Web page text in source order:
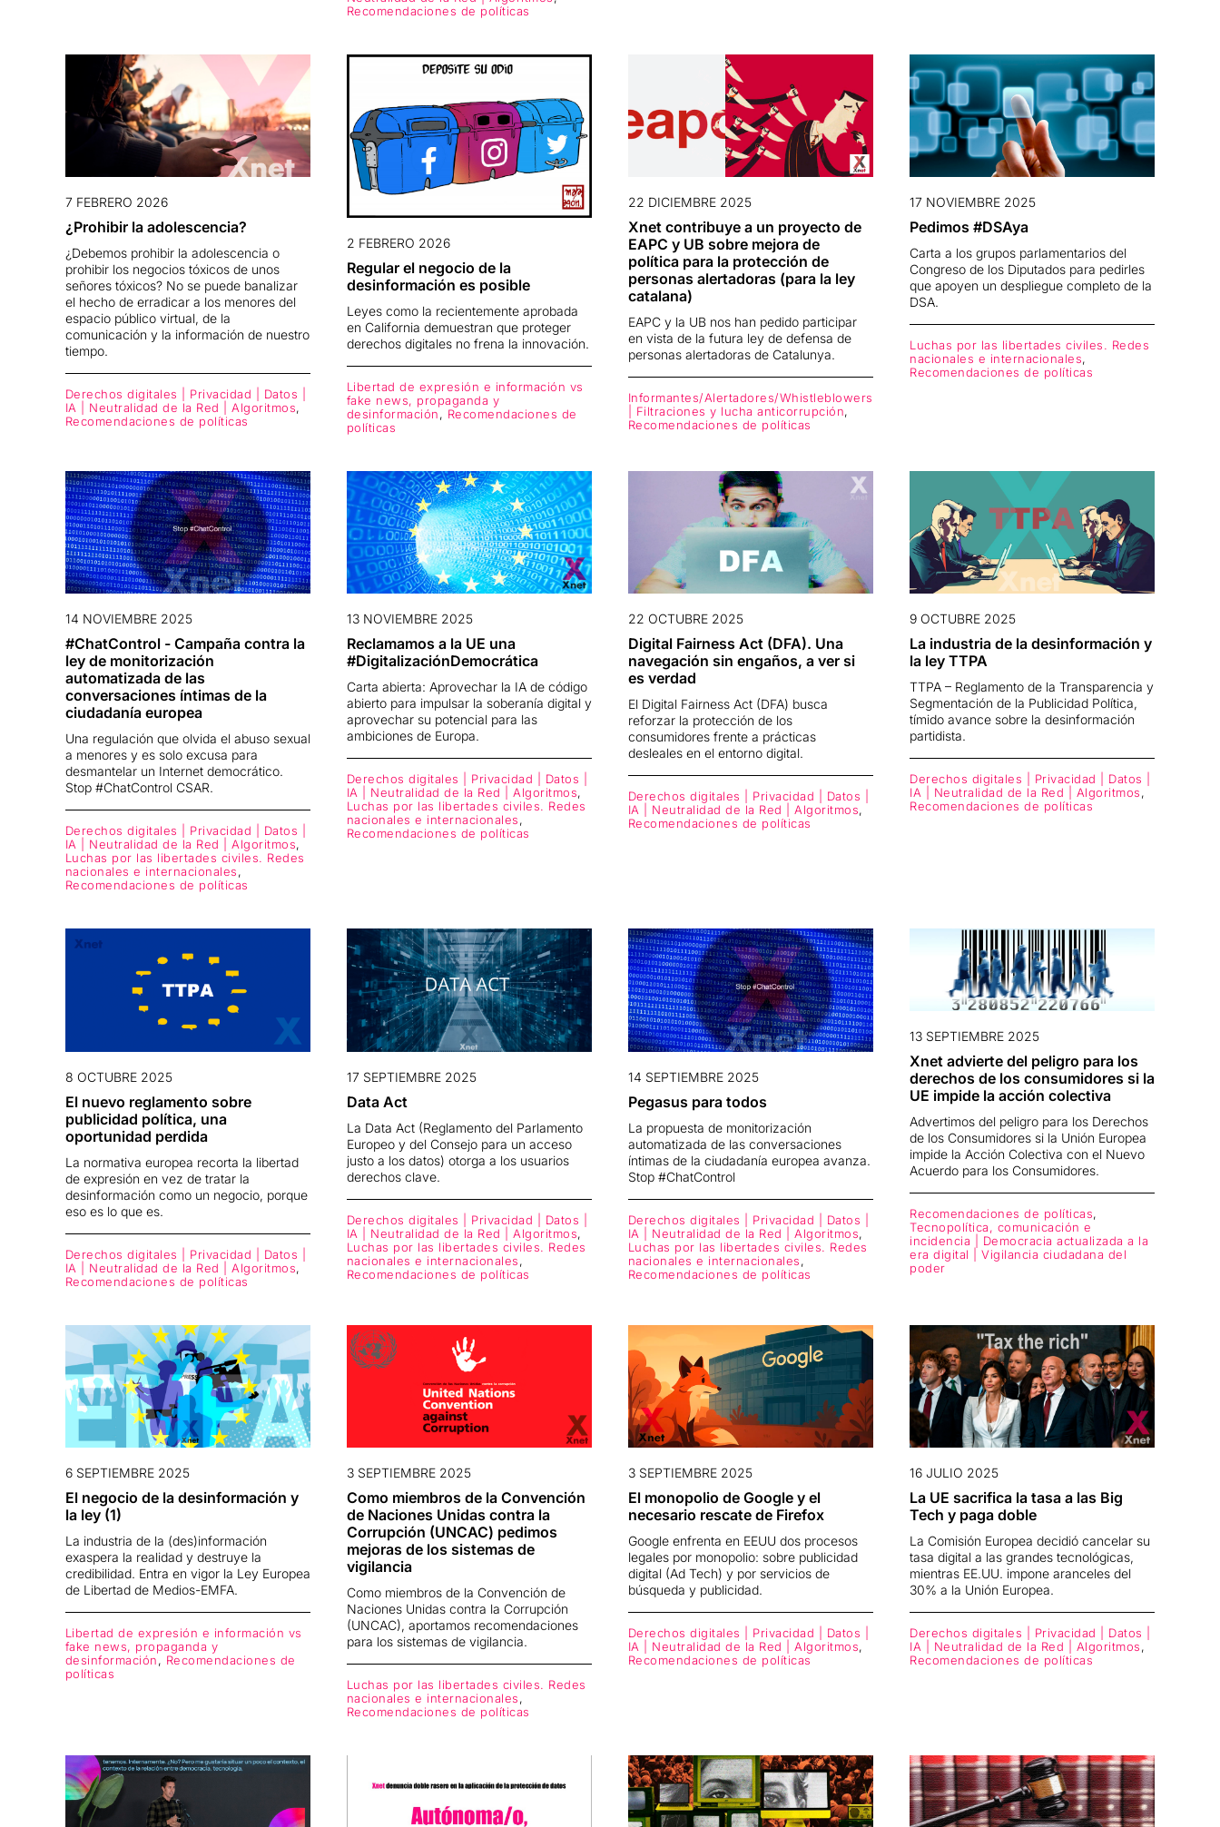
Recomendaciones de políticas
7 FEBRERO 2026
¿Prohibir la adolescencia?
¿Debemos prohibir la adolescencia o
prohibir los negocios tóxicos de unos
señores tóxicos? No se puede banalizar
el hecho de erradicar a los menores del
espacio público virtual, de la
comunicación y la información de nuestro
tiempo.
Derechos digitales | Privacidad | Datos |
IA | Neutralidad de la Red | Algoritmos,
Recomendaciones de políticas
2 FEBRERO 2026
Regular el negocio de la
desinformación es posible
Leyes como la recientemente aprobada
en California demuestran que proteger
derechos digitales no frena la innovación.
Libertad de expresión e información vs
fake news, propaganda y
desinformación, Recomendaciones de
políticas
22 DICIEMBRE 2025
Xnet contribuye a un proyecto de
EAPC y UB sobre mejora de
política para la protección de
personas alertadoras (para la ley
catalana)
EAPC y la UB nos han pedido participar
en vista de la futura ley de defensa de
personas alertadoras de Catalunya.
Informantes/Alertadores/Whistleblowers
| Filtraciones y lucha anticorrupción,
Recomendaciones de políticas
17 NOVIEMBRE 2025
Pedimos #DSAya
Carta a los grupos parlamentarios del
Congreso de los Diputados para pedirles
que apoyen un despliegue completo de la
DSA.
Luchas por las libertades civiles. Redes
nacionales e internacionales,
Recomendaciones de políticas
14 NOVIEMBRE 2025
#ChatControl - Campaña contra la
ley de monitorización
automatizada de las
conversaciones íntimas de la
ciudadanía europea
Una regulación que olvida el abuso sexual
a menores y es solo excusa para
desmantelar un Internet democrático.
Stop #ChatControl CSAR.
Derechos digitales | Privacidad | Datos |
IA | Neutralidad de la Red | Algoritmos,
Luchas por las libertades civiles. Redes
nacionales e internacionales,
Recomendaciones de políticas
13 NOVIEMBRE 2025
Reclamamos a la UE una
#DigitalizaciónDemocrática
Carta abierta: Aprovechar la IA de código
abierto para impulsar la soberanía digital y
aprovechar su potencial para las
ambiciones de Europa.
Derechos digitales | Privacidad | Datos |
IA | Neutralidad de la Red | Algoritmos,
Luchas por las libertades civiles. Redes
nacionales e internacionales,
Recomendaciones de políticas
22 OCTUBRE 2025
Digital Fairness Act (DFA). Una
navegación sin engaños, a ver si
es verdad
El Digital Fairness Act (DFA) busca
reforzar la protección de los
consumidores frente a prácticas
desleales en el entorno digital.
Derechos digitales | Privacidad | Datos |
IA | Neutralidad de la Red | Algoritmos,
Recomendaciones de políticas
9 OCTUBRE 2025
La industria de la desinformación y
la ley TTPA
TTPA – Reglamento de la Transparencia y
Segmentación de la Publicidad Política,
tímido avance sobre la desinformación
partidista.
Derechos digitales | Privacidad | Datos |
IA | Neutralidad de la Red | Algoritmos,
Recomendaciones de políticas
8 OCTUBRE 2025
El nuevo reglamento sobre
publicidad política, una
oportunidad perdida
La normativa europea recorta la libertad
de expresión en vez de tratar la
desinformación como un negocio, porque
eso es lo que es.
Derechos digitales | Privacidad | Datos |
IA | Neutralidad de la Red | Algoritmos,
Recomendaciones de políticas
17 SEPTIEMBRE 2025
Data Act
La Data Act (Reglamento del Parlamento
Europeo y del Consejo para un acceso
justo a los datos) otorga a los usuarios
derechos clave.
Derechos digitales | Privacidad | Datos |
IA | Neutralidad de la Red | Algoritmos,
Luchas por las libertades civiles. Redes
nacionales e internacionales,
Recomendaciones de políticas
14 SEPTIEMBRE 2025
Pegasus para todos
La propuesta de monitorización
automatizada de las conversaciones
íntimas de la ciudadanía europea avanza.
Stop #ChatControl
Derechos digitales | Privacidad | Datos |
IA | Neutralidad de la Red | Algoritmos,
Luchas por las libertades civiles. Redes
nacionales e internacionales,
Recomendaciones de políticas
13 SEPTIEMBRE 2025
Xnet advierte del peligro para los
derechos de los consumidores si la
UE impide la acción colectiva
Advertimos del peligro para los Derechos
de los Consumidores si la Unión Europea
impide la Acción Colectiva con el Nuevo
Acuerdo para los Consumidores.
Recomendaciones de políticas,
Tecnopolítica, comunicación e
incidencia | Democracia actualizada a la
era digital | Vigilancia ciudadana del
poder
6 SEPTIEMBRE 2025
El negocio de la desinformación y
la ley (1)
La industria de la (des)información
exaspera la realidad y destruye la
credibilidad. Entra en vigor la Ley Europea
de Libertad de Medios-EMFA.
Libertad de expresión e información vs
fake news, propaganda y
desinformación, Recomendaciones de
políticas
3 SEPTIEMBRE 2025
Como miembros de la Convención
de Naciones Unidas contra la
Corrupción (UNCAC) pedimos
mejoras de los sistemas de
vigilancia
Como miembros de la Convención de
Naciones Unidas contra la Corrupción
(UNCAC), aportamos recomendaciones
para los sistemas de vigilancia.
Luchas por las libertades civiles. Redes
nacionales e internacionales,
Recomendaciones de políticas
3 SEPTIEMBRE 2025
El monopolio de Google y el
necesario rescate de Firefox
Google enfrenta en EEUU dos procesos
legales por monopolio: sobre publicidad
digital (Ad Tech) y por servicios de
búsqueda y publicidad.
Derechos digitales | Privacidad | Datos |
IA | Neutralidad de la Red | Algoritmos,
Recomendaciones de políticas
16 JULIO 2025
La UE sacrifica la tasa a las Big
Tech y paga doble
La Comisión Europea decidió cancelar su
tasa digital a las grandes tecnológicas,
mientras EE.UU. impone aranceles del
30% a la Unión Europea.
Derechos digitales | Privacidad | Datos |
IA | Neutralidad de la Red | Algoritmos,
Recomendaciones de políticas